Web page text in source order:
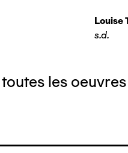
Louise
s.d.
les oeuvres